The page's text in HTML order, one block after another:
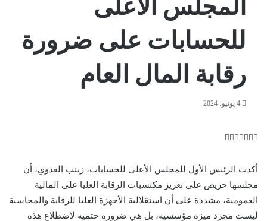
المجلس الأعلى
للحسابات على ضرورة
رقابة المال العام
4 يونيو، 2024
س
و
ك
ي
ر
ن
د
إ
ن
u
b
l
r
ن
ي
ر
ي
e
d
i
t
ت
ا
ب
أكدت الرئيس الأول للمجلس الأعلى للحسابات، زينب العدوي، أن
مجلسها حريص على تعزيز مكتسبات الرقابة العليا على المالية
العمومية، مشددة على أن استقلالية الأجهزة العليا للرقابة والمحاسبة
ليست مجرد ميزة مؤسسية، بل هي ضرورة حتمية لاضطلاع هذه